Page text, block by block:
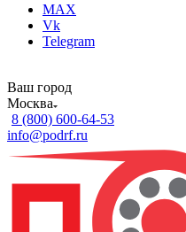
MAX
Vk
Telegram
Ваш город
Москва
8 (800) 600-64-53
info@podrf.ru